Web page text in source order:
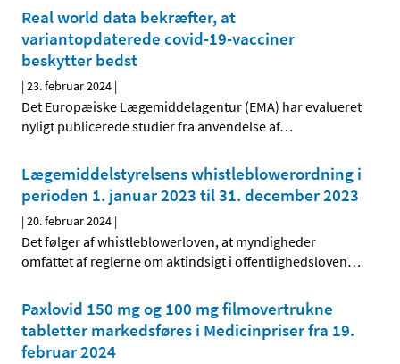
Real world data bekræfter, at
variantopdaterede covid-19-vacciner
beskytter bedst
|23. februar 2024 |
Det Europæiske Lægemiddelagentur (EMA) har evalueret
nyligt publicerede studier fra anvendelse af…
Lægemiddelstyrelsens whistleblowerordning i
perioden 1. januar 2023 til 31. december 2023
|20. februar 2024 |
Det følger af whistleblowerloven, at myndigheder
omfattet af reglerne om aktindsigt i offentlighedsloven…
Paxlovid 150 mg og 100 mg filmovertrukne
tabletter markedsføres i Medicinpriser fra 19.
februar 2024